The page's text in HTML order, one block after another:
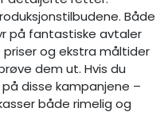
Både
på fantastiske avtaler
priser og ekstra måltider
dem ut. Hvis du
disse kampanjene –
både rimelig og